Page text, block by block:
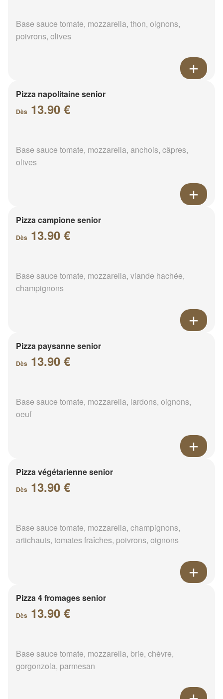
Base sauce tomate, mozzarella, thon, oignons,
poivrons, olives
Pizza napolitaine senior
Dès 13.90 €
Base sauce tomate, mozzarella, anchois, câpres,
olives
Pizza campione senior
Dès 13.90 €
Base sauce tomate, mozzarella, viande hachée,
champignons
Pizza paysanne senior
Dès 13.90 €
Base sauce tomate, mozzarella, lardons, oignons,
oeuf
Pizza végétarienne senior
Dès 13.90 €
Base sauce tomate, mozzarella, champignons,
artichauts, tomates fraîches, poivrons, oignons
Pizza 4 fromages senior
Dès 13.90 €
Base sauce tomate, mozzarella, brie, chèvre,
gorgonzola, parmesan